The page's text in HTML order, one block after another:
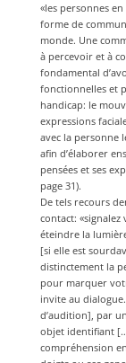
«les personnes
forme de
monde. Une
à percevoir et à
fondamental
fonctionnelles et
handicap: le
expressions
avec la personne
afin d’élaborer
pensées et ses
page 31).
De tels recours
contact:
éteindre la
[si elle est
distinctement la
pour marquer
invite au
d’audition], par
objet identifiant
compréhension